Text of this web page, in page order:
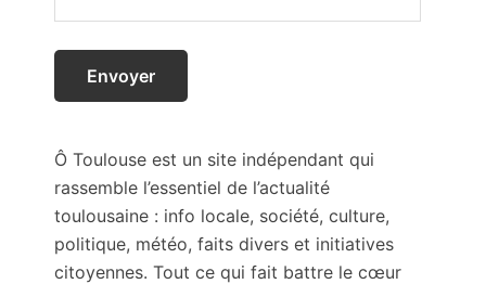
Ô Toulouse est un site indépendant qui
rassemble l’essentiel de l’actualité
toulousaine : info locale, société, culture,
politique, météo, faits divers et initiatives
citoyennes. Tout ce qui fait battre le cœur